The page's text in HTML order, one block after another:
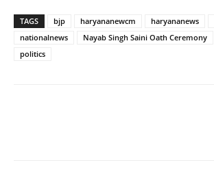
TAGS bjp haryananewcm haryananews
nationalnews
Nayab Singh Saini Oath Ceremony
politics